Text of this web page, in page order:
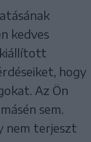
kedves
kiállított
hogy
Az Ön
sem.
nem terjeszt